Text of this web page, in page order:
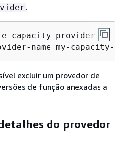
.
capacity-provider \
name my-capacity-
excluir um provedor de
de função anexadas a
do provedor